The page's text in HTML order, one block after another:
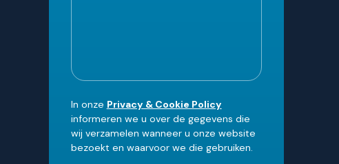
In onze Privacy & Cookie Policy
informeren we u over de gegevens die
wij verzamelen wanneer u onze website
bezoekt en waarvoor we die gebruiken.